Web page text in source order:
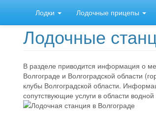
основному
содержанию
Лодки Лодочные прицепы
Лодочные
В разделе приводится информация о
Волгограде и Волгоградской области
клубы Волгоградской области.
сопутствующие услуги в области водной